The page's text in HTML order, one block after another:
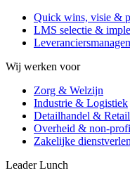
Quick wins, visie &
LMS selectie &
Wij werken voor
Zorg & Welzijn
Industrie & Logistiek
Detailhandel & Retail
Overheid & non-
Zakelijke
Leader Lunch